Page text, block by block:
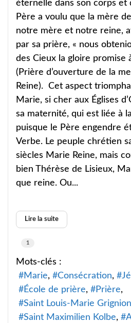
éternelle dans son corps et
Père a voulu que la mère
notre mère et notre reine,
par sa prière, « nous
des Cieux la gloire promise
(Prière d’ouverture de la
Reine). Cet aspect
Marie, si cher aux Églises
sa maternité, qui est liée à
puisque le Père engendre
Verbe. Le peuple chrétien
siècles Marie Reine, mais
bien Thérèse de Lisieux,
que reine. Ou...
Lire la suite
1
Mots-clés :
Marie
Consécration
École de prière
Prière
Saint Louis-Marie
Saint Maximilien Kolbe